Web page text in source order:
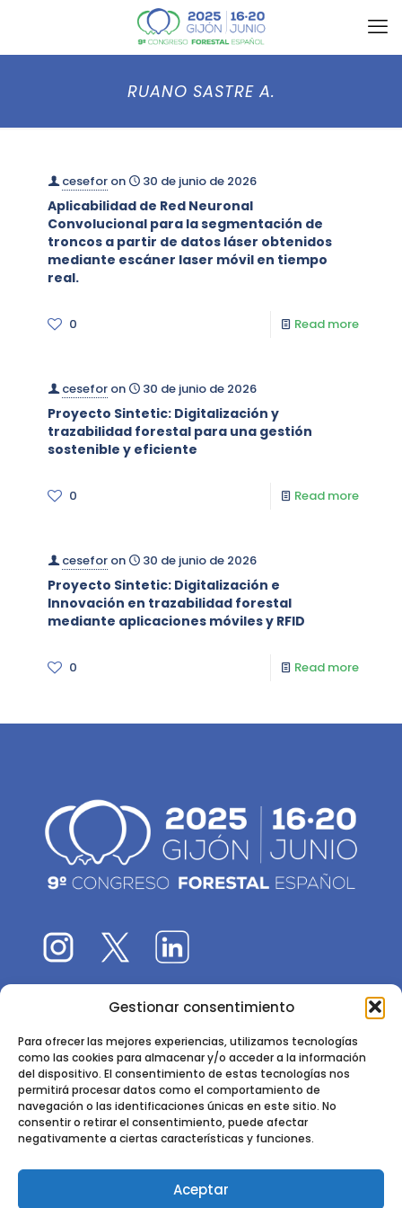
Gestionar consentimiento
Para ofrecer las mejores experiencias, utilizamos tecnologías
como las cookies para almacenar y/o acceder a la información
del dispositivo. El consentimiento de estas tecnologías nos
permitirá procesar datos como el comportamiento de
navegación o las identificaciones únicas en este sitio. No
consentir o retirar el consentimiento, puede afectar
negativamente a ciertas características y funciones.
Aceptar
RUANO SASTRE A.
cesefor on 30 de junio de 2026
Aplicabilidad de Red Neuronal
Convolucional para la segmentación de
troncos a partir de datos láser obtenidos
mediante escáner laser móvil en tiempo
real.
0 Read more
cesefor on 30 de junio de 2026
Proyecto Sintetic: Digitalización y
trazabilidad forestal para una gestión
sostenible y eficiente
0 Read more
cesefor on 30 de junio de 2026
Proyecto Sintetic: Digitalización e
Innovación en trazabilidad forestal
mediante aplicaciones móviles y RFID
0 Read more
El 9CFE es una actividad promovida por laSociedad
Instituto de Ciencias Forestales, INIA-CSIC
Ctra. de la Coruña km 7,5 - 28040 Madrid